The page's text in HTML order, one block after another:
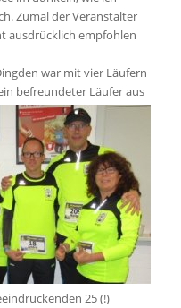
Zumal der Veranstalter
ausdrücklich empfohlen
war mit vier Läufern
befreundeter Läufer aus
25 (!)